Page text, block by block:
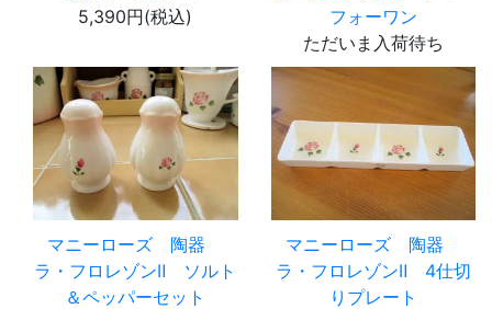
5,390円(税込)
フォーワン
ただいま入荷待ち
マニーローズ 陶器
ラ・フロレゾンⅡ ソルト
＆ペッパーセット
マニーローズ 陶器
ラ・フロレゾンⅡ 4仕切
りプレート